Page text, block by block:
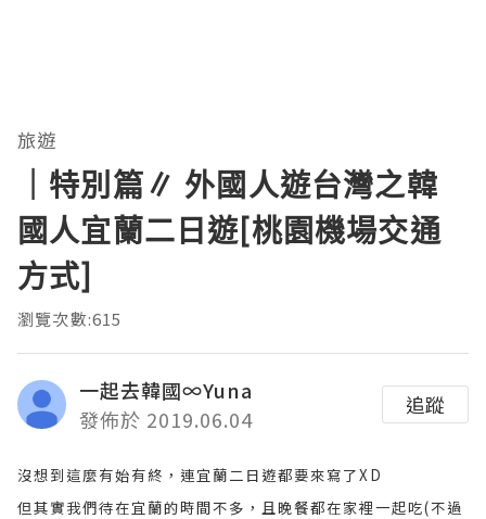
旅遊
｜特別篇∥ 外國人遊台灣之韓
國人宜蘭二日遊[桃園機場交通
方式]
瀏覽次數:615
一起去韓國∞Yuna
發佈於 2019.06.04
追蹤
沒想到這麼有始有終，連宜蘭二日遊都要來寫了XD
但其實我們待在宜蘭的時間不多，且晚餐都在家裡一起吃(不過